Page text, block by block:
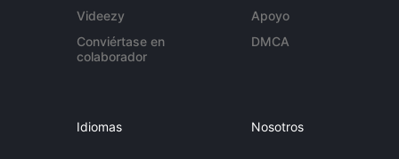
Videezy
Conviértase en
colaborador
Apoyo
DMCA
Idiomas Nosotros